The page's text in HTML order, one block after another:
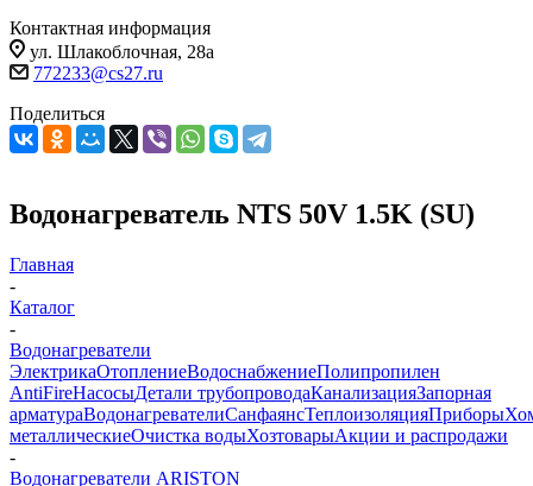
Контактная информация
ул. Шлакоблочная, 28а
772233@cs27.ru
Поделиться
Водонагреватель NTS 50V 1.5K (SU)
Главная
-
Каталог
-
Водонагреватели
ЭлектрикаОтоплениеВодоснабжениеПолипропилен
AntiFireНасосыДетали трубопроводаКанализацияЗапорная
арматураВодонагревателиСанфаянсТеплоизоляцияПриборы
металлическиеОчистка водыХозтоварыАкции и распродажи
-
Водонагреватели ARISTON